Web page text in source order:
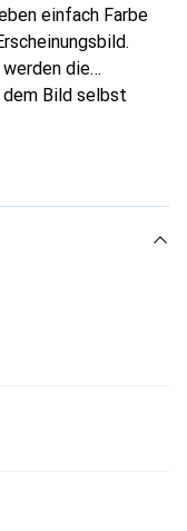
einfach Farbe
die
dem Bild selbst
mit Ihrem Finger.
der Spitze) als
geeignet.